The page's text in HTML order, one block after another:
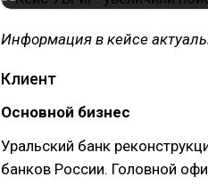
Информация в кейсе
Клиент
Основной бизнес
Уральский банк
банков России. Головной